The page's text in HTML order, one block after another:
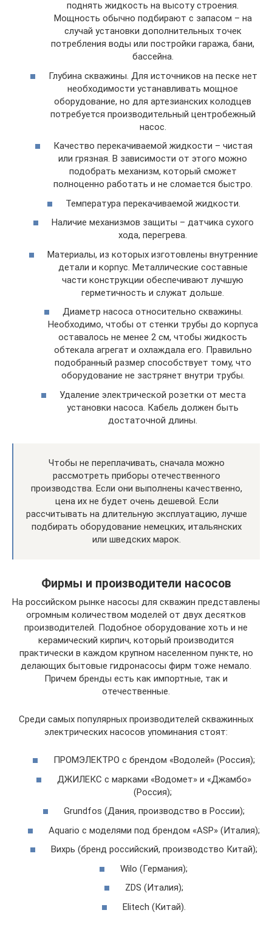
поднять жидкость на высоту строения.
Мощность обычно подбирают с запасом – на
случай установки дополнительных точек
потребления воды или постройки гаража, бани,
бассейна.
Глубина скважины. Для источников на песке нет
необходимости устанавливать мощное
оборудование, но для артезианских колодцев
потребуется производительный центробежный
насос.
Качество перекачиваемой жидкости – чистая
или грязная. В зависимости от этого можно
подобрать механизм, который сможет
полноценно работать и не сломается быстро.
Температура перекачиваемой жидкости.
Наличие механизмов защиты – датчика сухого
хода, перегрева.
Материалы, из которых изготовлены внутренние
детали и корпус. Металлические составные
части конструкции обеспечивают лучшую
герметичность и служат дольше.
Диаметр насоса относительно скважины.
Необходимо, чтобы от стенки трубы до корпуса
оставалось не менее 2 см, чтобы жидкость
обтекала агрегат и охлаждала его. Правильно
подобранный размер способствует тому, что
оборудование не застрянет внутри трубы.
Удаление электрической розетки от места
установки насоса. Кабель должен быть
достаточной длины.
Чтобы не переплачивать, сначала можно
рассмотреть приборы отечественного
производства. Если они выполнены качественно,
цена их не будет очень дешевой. Если
рассчитывать на длительную эксплуатацию, лучше
подбирать оборудование немецких, итальянских
или шведских марок.
Фирмы и производители насосов
На российском рынке насосы для скважин представлены
огромным количеством моделей от двух десятков
производителей. Подобное оборудование хоть и не
керамический кирпич, который производится
практически в каждом крупном населенном пункте, но
делающих бытовые гидронасосы фирм тоже немало.
Причем бренды есть как импортные, так и
отечественные.
Среди самых популярных производителей скважинных
электрических насосов упоминания стоят:
ПРОМЭЛЕКТРО с брендом «Водолей» (Россия);
ДЖИЛЕКС с марками «Водомет» и «Джамбо»
(Россия);
Grundfos (Дания, производство в России);
Aquario с моделями под брендом «ASP» (Италия);
Вихрь (бренд российский, производство Китай);
Wilo (Германия);
ZDS (Италия);
Elitech (Китай).